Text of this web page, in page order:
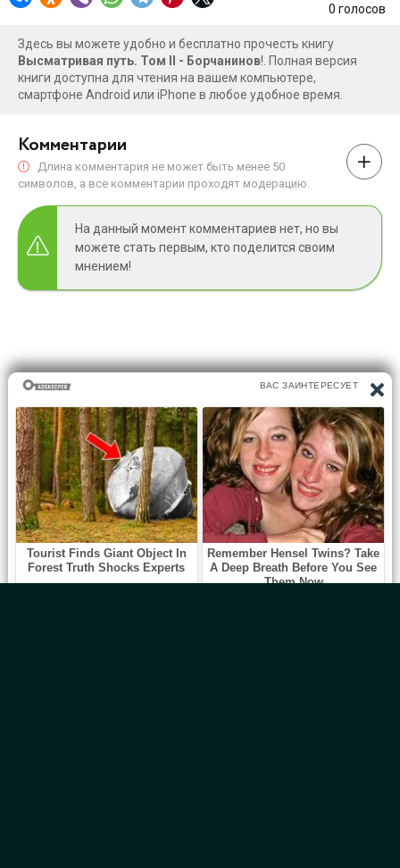
0 голосов
Здесь вы можете удобно и бесплатно прочесть книгу
Высматривая путь. Том II - Борчанинов!. Полная версия
книги доступна для чтения на вашем компьютере,
смартфоне Android или iPhone в любое удобное время.
Комментарии
Длина комментария не может быть менее 50
символов, а все комментарии проходят модерацию.
На данный момент комментариев нет, но вы
можете стать первым, кто поделится своим
мнением!